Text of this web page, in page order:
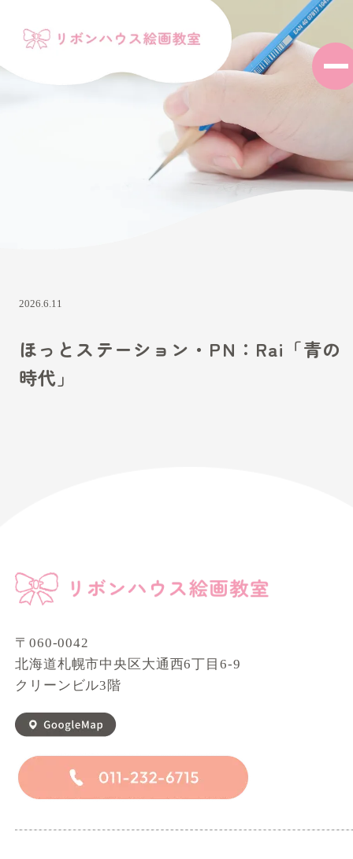
2026.6.11
ほっとステーション・PN：Rai「青の
時代」
〒060-0042
北海道札幌市中央区大通西6丁目6-9
クリーンビル3階